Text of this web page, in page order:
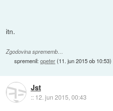
itn.
Zgodovina sprememb…
spremenil:opeter(11. jun 2015 ob 10:53)
Jst
:: 12. jun 2015, 00:43